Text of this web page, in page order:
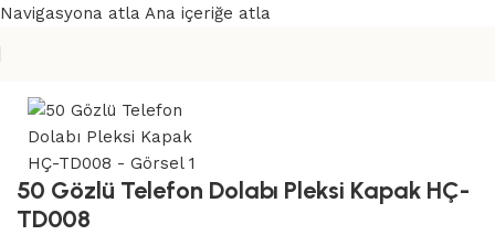
Navigasyona atla Ana içeriğe atla
50 Gözlü Telefon Dolabı Pleksi Kapak HÇ-
TD008